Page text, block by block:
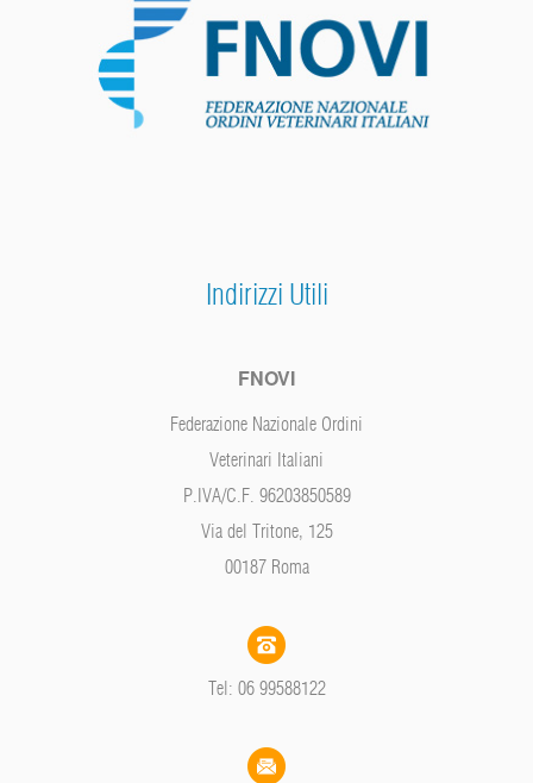
Indirizzi Utili
FNOVI
Federazione Nazionale Ordini
Veterinari Italiani
P.IVA/C.F. 96203850589
Via del Tritone, 125
00187 Roma
Tel: 06 99588122